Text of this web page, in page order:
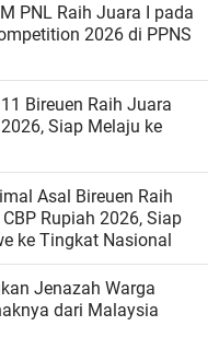
PNL Raih Juara I pada
2026 di PPNS
Bireuen Raih Juara
Siap Melaju ke
Asal Bireuen Raih
Rupiah 2026, Siap
ke Tingkat Nasional
Jenazah Warga
dari Malaysia